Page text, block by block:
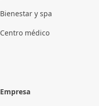
Bienestar y spa
Centro médico
Empresa